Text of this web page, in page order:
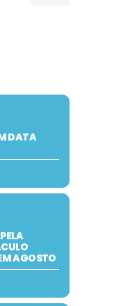
DATA
AGOSTO